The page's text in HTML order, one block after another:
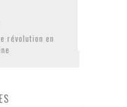
révolution en